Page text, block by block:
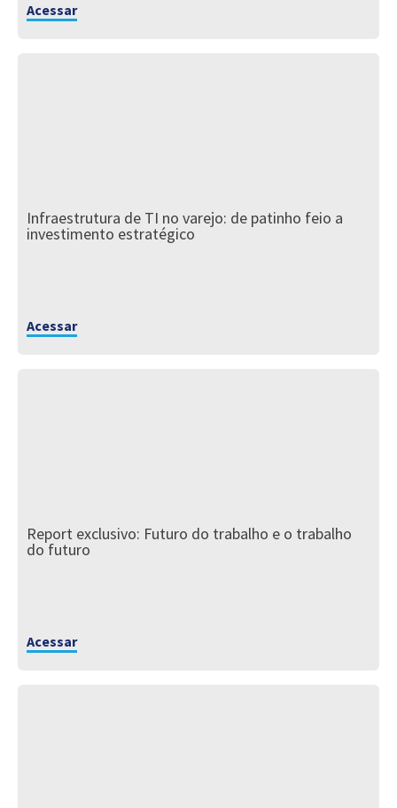
Acessar
Infraestrutura de TI no varejo: de patinho feio a
investimento estratégico
Acessar
Report exclusivo: Futuro do trabalho e o trabalho
do futuro
Acessar